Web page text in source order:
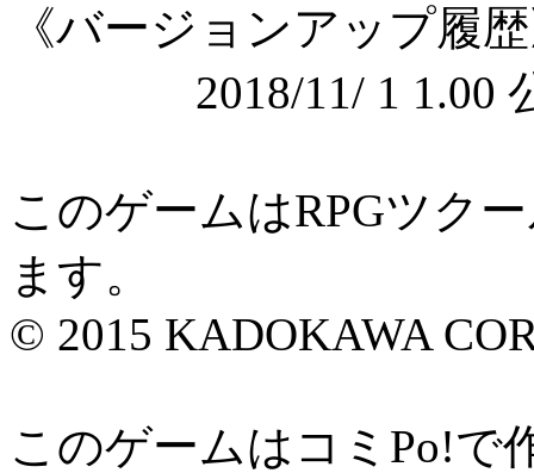
《バージョンアップ履
2018/11/ 1 1.00
このゲームはRPGツク
ます。
© 2015 KADOKAWA
このゲームはコミPo!で